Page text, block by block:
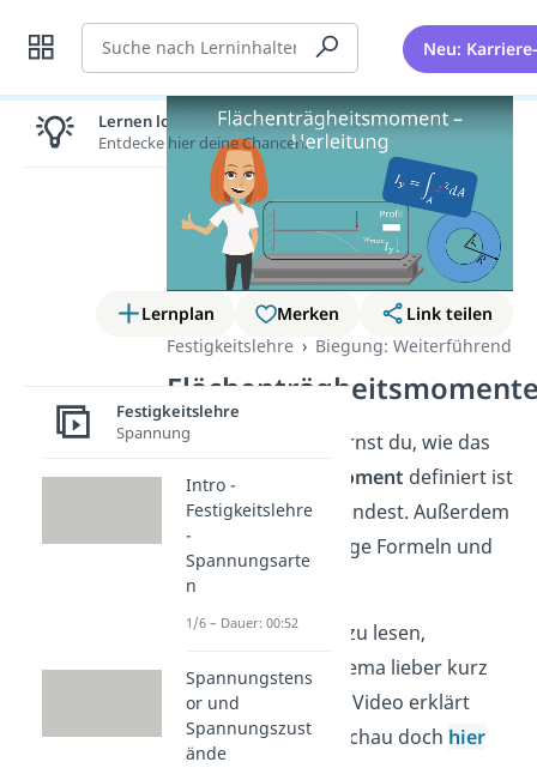
Suche Neu:
Lernplan Merken
Link teilen
Festigkeitslehre
Biegung: Weiterführend
In diesem Beitrag lernst du, wie das
Flächenträgheitsmoment definiert ist
und wie du es verwendest. Außerdem
zeigen wir dir wichtige Formeln und
ein Beispiel.
Anstatt langen Text zu lesen,
möchtest du das Thema lieber kurz
und knapp in einem Video erklärt
bekommen? Dann schau doch hier
Lernen lohnt sich!
Entdecke hier deine Chancen.
Festigkeitslehre
Spannung
Intro -
Festigkeitslehre
-
Spannungsarte
n
1/6 – Dauer: 00:52
Spannungstens
or und
Spannungszust
ände